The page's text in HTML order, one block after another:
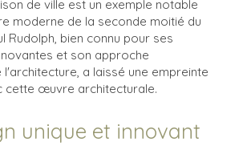
de ville est un exemple notable
moderne de la seconde moitié du
Rudolph, bien connu pour ses
et son approche
l'architecture, a laissé une empreinte
cette œuvre architecturale.
unique et innovant